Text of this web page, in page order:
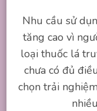
Nhu cầu sử
tăng cao vì
loại thuốc lá
chưa có đủ
chọn trải